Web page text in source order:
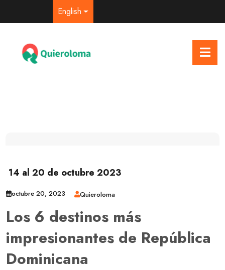
English
14 al 20 de octubre 2023
octubre 20, 2023 Quieroloma
Los 6 destinos más
impresionantes de República
Dominicana